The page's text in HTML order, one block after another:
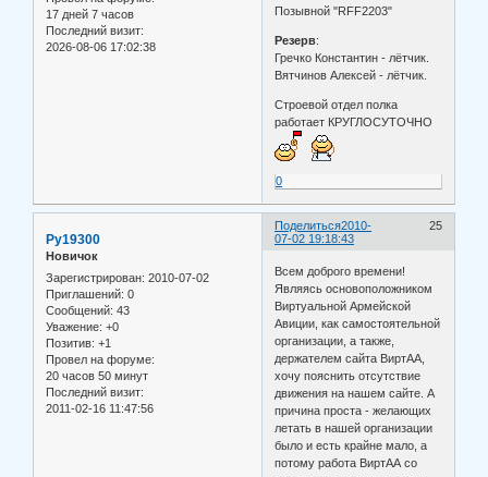
17 дней 7 часов
Последний визит:
2026-08-06 17:02:38
Позывной "RFF2203"
Резерв:
Гречко Константин - лётчик.
Вятчинов Алексей - лётчик.
Строевой отдел полка
работает КРУГЛОСУТОЧНО
0
Поделиться 25
2010-
07-02 19:18:43
Ру19300
Новичок
Зарегистрирован: 2010-07-02
Приглашений: 0
Сообщений: 43
Уважение: +0
Позитив: +1
Провел на форуме:
20 часов 50 минут
Последний визит:
2011-02-16 11:47:56
Всем доброго времени!
Являясь основоположником
Виртуальной Армейской
Авиции, как самостоятельной
организации, а также,
держателем сайта ВиртАА,
хочу пояснить отсутствие
движения на нашем сайте. А
причина проста - желающих
летать в нашей организации
было и есть крайне мало, а
потому работа ВиртАА со